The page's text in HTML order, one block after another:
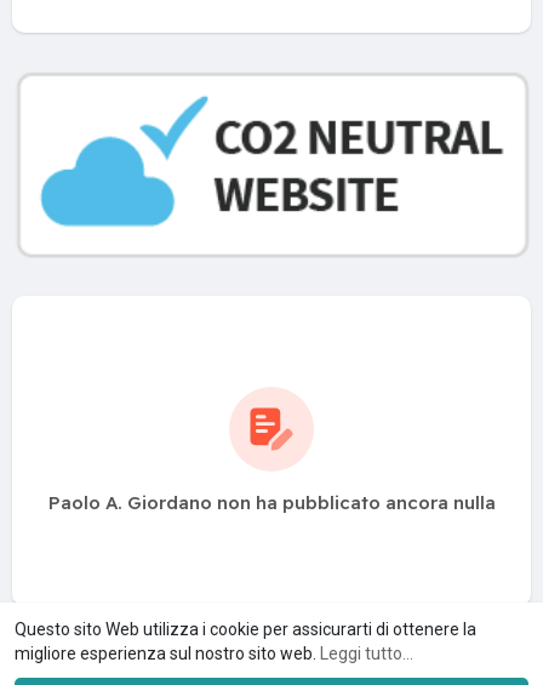
Questo sito Web utilizza i cookie per assicurarti di ottenere la
migliore esperienza sul nostro sito web.
Leggi tutto...
Paolo A. Giordano non ha pubblicato ancora nulla